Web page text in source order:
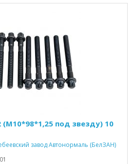
(М10*98*1,25 под звезду) 10
завод Автонормаль (БелЗАН)